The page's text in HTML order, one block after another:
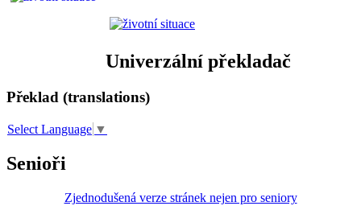
Univerzální překladač
Překlad (translations)
Select Language ▼
Senioři
Zjednodušená verze stránek nejen pro seniory